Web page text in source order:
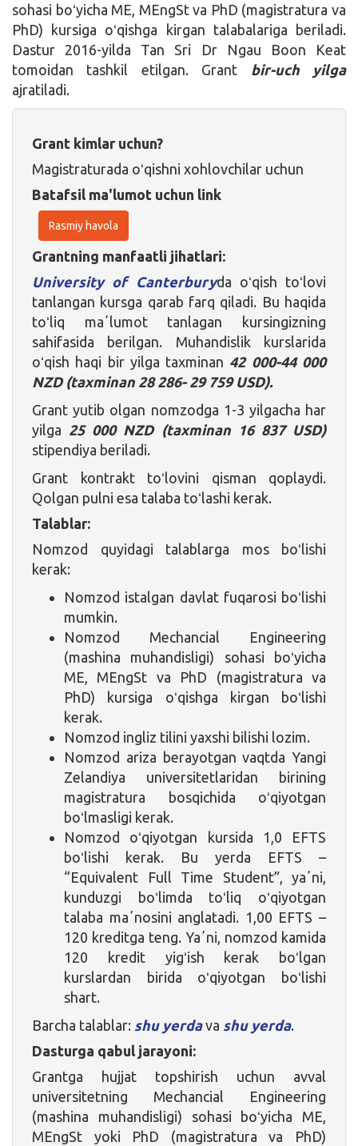
sohasi boʻyicha ME, MEngSt va PhD (magistratura va
PhD) kursiga oʻqishga kirgan talabalariga beriladi.
Dastur 2016-yilda Tan Sri Dr Ngau Boon Keat
tomoidan tashkil etilgan. Grant
bir-uch yilga
ajratiladi.
Grant kimlar uchun?
Magistraturada oʻqishni xohlovchilar uchun
Batafsil ma'lumot uchun link
Rasmiy havola
Grantning manfaatli jihatlari:
University of Canterburyda oʻqish toʻlovi
tanlangan kursga qarab farq qiladi. Bu haqida
toʻliq maʼlumot tanlagan kursingizning
sahifasida berilgan. Muhandislik kurslarida
oʻqish haqi bir yilga taxminan 42 000-44 000
NZD (taxminan 28 286- 29 759 USD).
Grant yutib olgan nomzodga 1-3 yilgacha har
yilga 25 000 NZD (taxminan 16 837 USD)
stipendiya beriladi.
Grant kontrakt toʻlovini qisman qoplaydi.
Qolgan pulni esa talaba toʻlashi kerak.
Talablar:
Nomzod quyidagi talablarga mos boʻlishi
kerak:
Nomzod istalgan davlat fuqarosi boʻlishi
mumkin.
Nomzod Mechancial Engineering
(mashina muhandisligi) sohasi boʻyicha
ME, MEngSt va PhD (magistratura va
PhD) kursiga oʻqishga kirgan boʻlishi
kerak.
Nomzod ingliz tilini yaxshi bilishi lozim.
Nomzod ariza berayotgan vaqtda Yangi
Zelandiya universitetlaridan birining
magistratura bosqichida oʻqiyotgan
boʻlmasligi kerak.
Nomzod oʻqiyotgan kursida 1,0 EFTS
boʻlishi kerak. Bu yerda EFTS –
“Equivalent Full Time Student”, yaʼni,
kunduzgi boʻlimda toʻliq oʻqiyotgan
talaba maʼnosini anglatadi. 1,00 EFTS –
120 kreditga teng. Yaʼni, nomzod kamida
120 kredit yigʻish kerak boʻlgan
kurslardan birida oʻqiyotgan boʻlishi
shart.
Barcha talablar: shu yerdava shu yerda.
Dasturga qabul jarayoni:
Grantga hujjat topshirish uchun avval
universitetning Mechancial Engineering
(mashina muhandisligi) sohasi boʻyicha ME,
MEngSt yoki PhD (magistratura va PhD)